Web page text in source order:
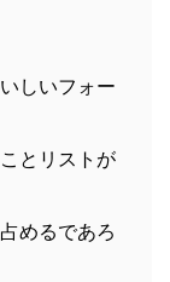
しいフォー
とリストが
めるであろ